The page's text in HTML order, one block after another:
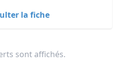
la fiche
sont affichés.